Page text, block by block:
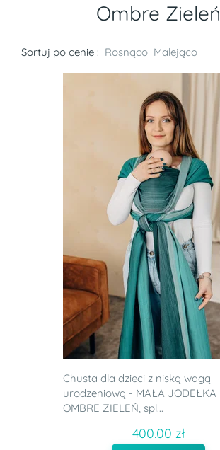
Ombre Zieleń
Sortuj po cenie : Rosnąco Malejąco
Chusta dla dzieci z niską wagą
urodzeniową - MAŁA JODEŁKA
OMBRE ZIELEŃ, spl...
400.00 zł